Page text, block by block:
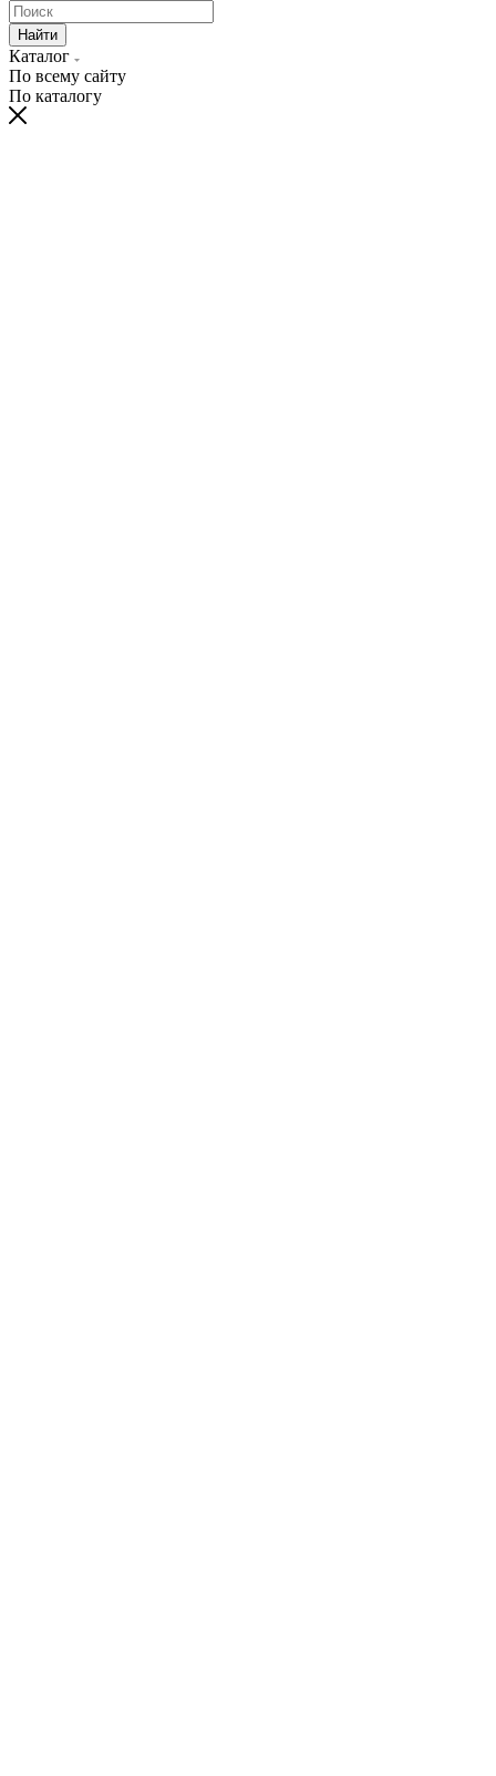
Найти
Каталог
По всему сайту
По каталогу